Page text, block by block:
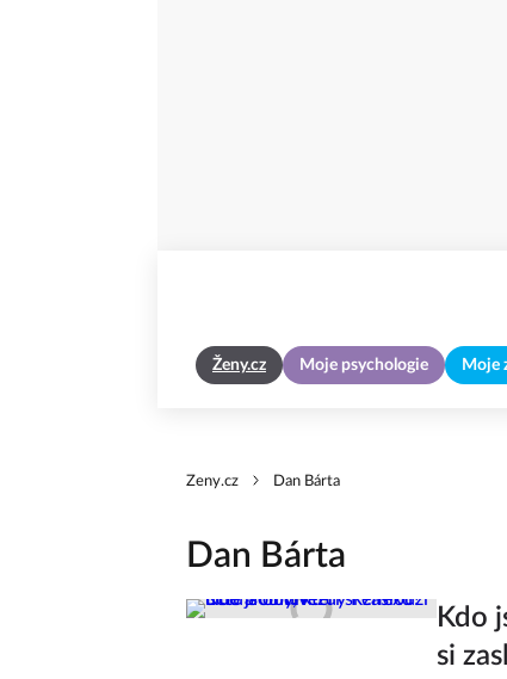
Ženy.cz Moje psychologie Moje
Zeny.cz Dan Bárta
Dan Bárta
Kdo
si